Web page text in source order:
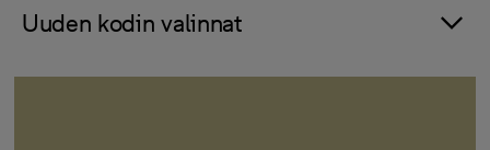
Uuden kodin valinnat